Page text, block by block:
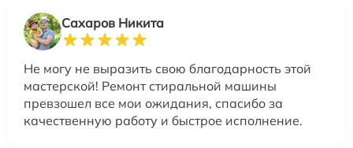
Сахаров Никита
Не могу не выразить свою благодарность этой
мастерской! Ремонт стиральной машины
превзошел все мои ожидания, спасибо за
качественную работу и быстрое исполнение.